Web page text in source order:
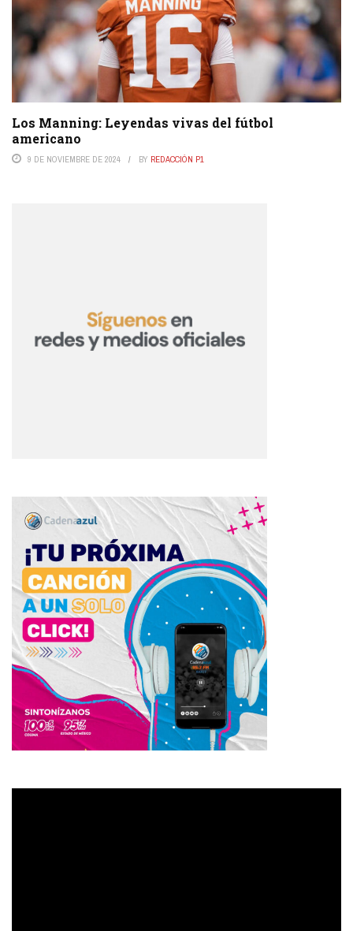
Los Manning: Leyendas vivas del fútbol
americano
9 DE NOVIEMBRE DE 2024 BY REDACCIÓN P1